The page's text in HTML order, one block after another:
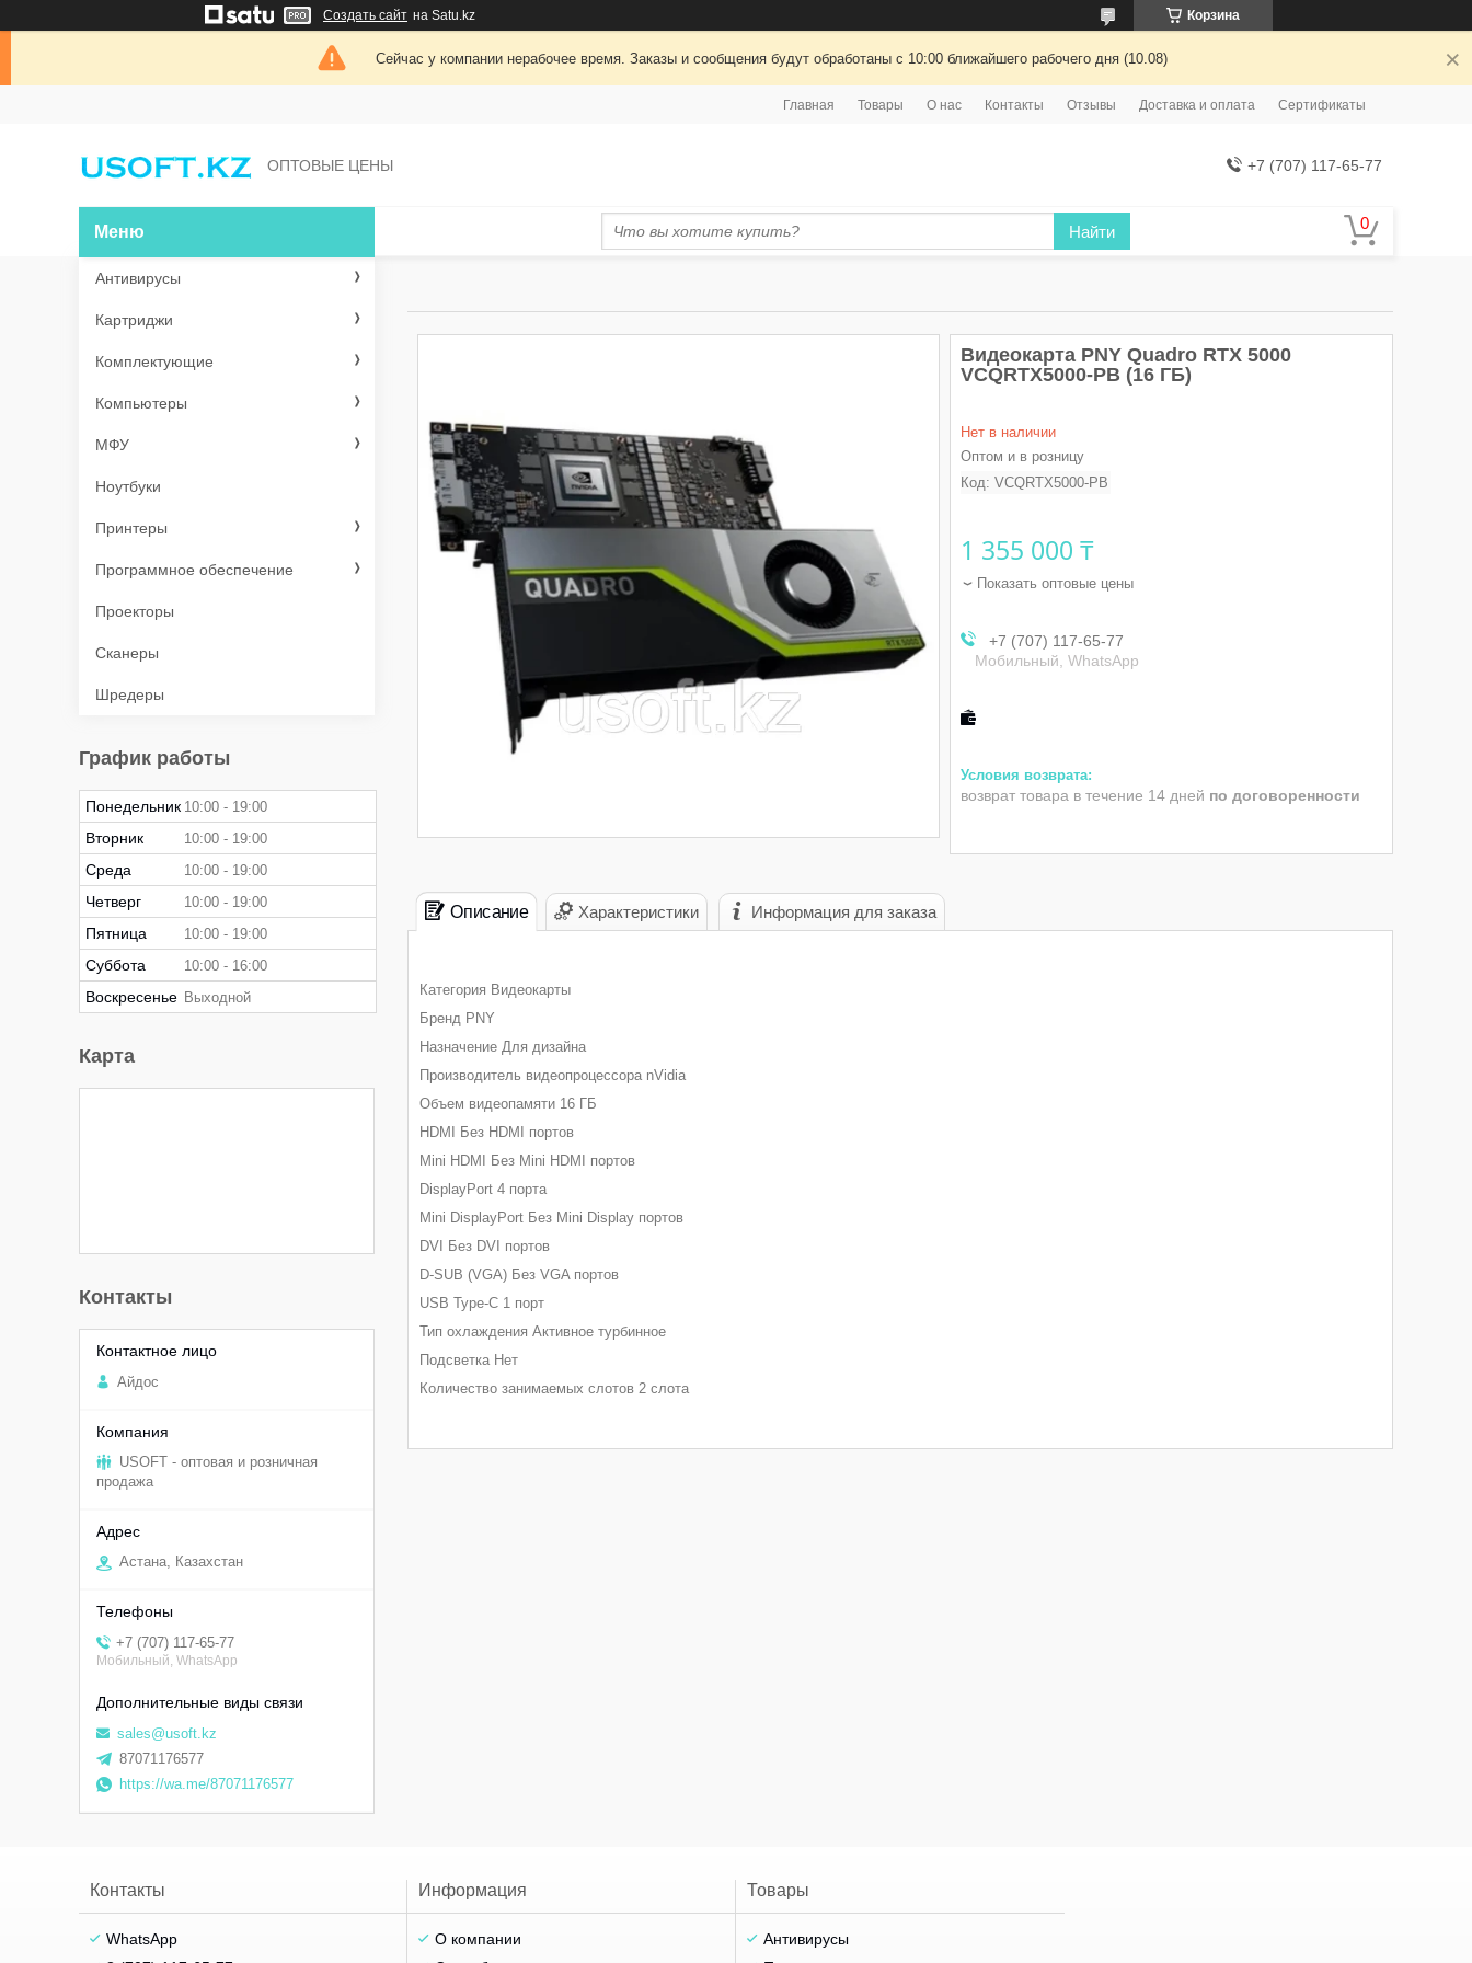
Создать сайт на Satu.kz Корзина
Сейчас у компании нерабочее время. Заказы и сообщения будут обработаны с 10:00 ближайшего рабочего дня (10.08)
Главная Товары О нас Контакты Отзывы Доставка и оплата Сертификаты
ОПТОВЫЕ ЦЕНЫ +7 (707) 117-65-77
Найти
Видеокарта PNY Quadro RTX 5000
VCQRTX5000-PB (16 ГБ)
Нет в наличии
Оптом и в розницу
Код: VCQRTX5000-PB
1 355 000 ₸
Показать оптовые цены
+7 (707) 117-65-77
Мобильный, WhatsApp
возврат товара в течение 14 дней по договоренности
Описание Характеристики Информация для заказа
Категория Видеокарты
Бренд PNY
Назначение Для дизайна
Производитель видеопроцессора nVidia
Объем видеопамяти 16 ГБ
HDMI Без HDMI портов
Mini HDMI Без Mini HDMI портов
DisplayPort 4 порта
Mini DisplayPort Без Mini Display портов
DVI Без DVI портов
D-SUB (VGA) Без VGA портов
USB Type-C 1 порт
Тип охлаждения Активное турбинное
Подсветка Нет
Количество занимаемых слотов 2 слота
Антивирусы
Картриджи
Комплектующие
Компьютеры
МФУ
Ноутбуки
Принтеры
Программное обеспечение
Проекторы
Сканеры
Шредеры
График работы
Понедельник 10:00 19:00
Вторник 10:00 19:00
Среда 10:00 19:00
Четверг 10:00 19:00
Пятница 10:00 19:00
Суббота 10:00 16:00
Воскресенье Выходной
Карта
Контакты
Aйдоc
USOFT - оптовая и розничная
продажа
Астана, Казахстан
+7 (707) 117-65-77
Мобильный, WhatsApp
sales@usoft.kz
87071176577
https://wa.me/87071176577
Контакты
WhatsApp
Информация
О компании
Товары
Антивирусы